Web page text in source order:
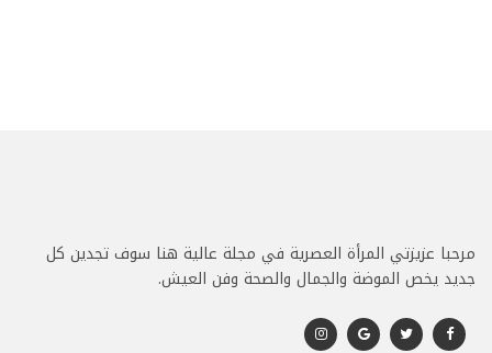
مرحبا عزيزتي المرأة العصرية في مجلة عالية هنا سوف تجدين كل
جديد يخص الموضة والجمال والصحة وفن العيش.